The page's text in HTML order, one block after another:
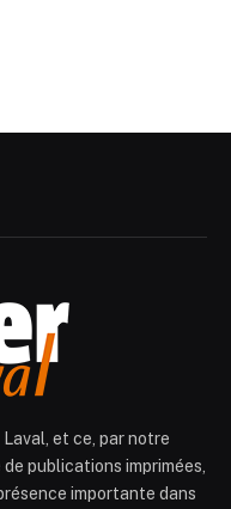
Laval, et ce, par notre
publications imprimées,
importante dans